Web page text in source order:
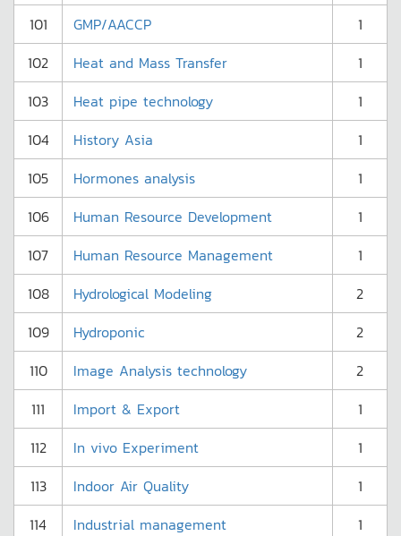
101 GMP/AACCP
1
102
Heat and Mass Transfer
1
103
Heat pipe technology
1
104
History Asia
1
105
Hormones analysis
1
106
Human Resource Development
1
107
Human Resource Management
1
108
Hydrological Modeling
2
109
Hydroponic
2
110
Image Analysis technology
2
111
Import & Export
1
112
In vivo Experiment
1
113
Indoor Air Quality
1
114
Industrial management
1